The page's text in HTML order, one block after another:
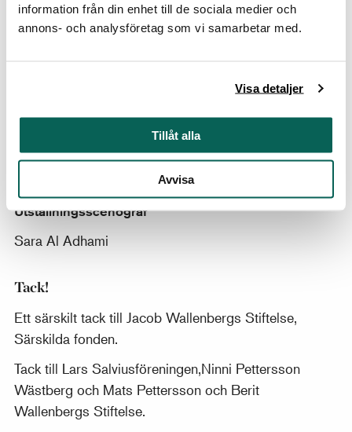
information från din enhet till de sociala medier och
annons- och analysföretag som vi samarbetar med.
Visa detaljer
Tillåt alla
Avvisa
överblick av Hanna Hirsch Paulis konstnärliga
med en tecknad brevberättelse som även kommer att
Utställningsscenograf
Sara Al Adhami
Tack!
Ett särskilt tack till Jacob Wallenbergs Stiftelse,
Särskilda fonden.
Tack till Lars Salviusföreningen,Ninni Pettersson
Wästberg och Mats Pettersson och Berit
Wallenbergs Stiftelse.